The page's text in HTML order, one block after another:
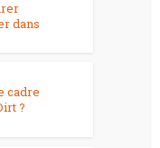
dans
cadre
?